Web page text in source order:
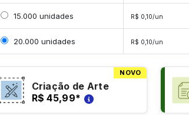
Selecionar 15000 unidades
15.000 unidades R$ 0,10/un
Selecionar 20000 unidades
20.000 unidades R$ 0,10/un
NOVO
Criação de Arte
R$ 45,99*